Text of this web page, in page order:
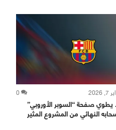
0
يطوي صفحة “السوبر الأوروبي”
النهائي من المشروع المثير